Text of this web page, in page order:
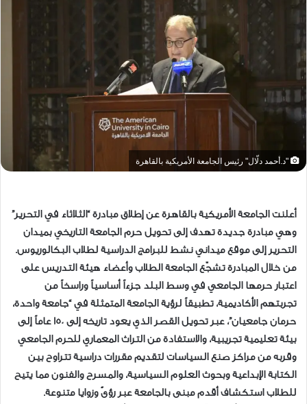
"د.أحمد دلّال" رئيس الجامعة الأمريكية بالقاهرة
أعلنت الجامعة الأمريكية بالقاهرة عن إطلاق مبادرة “الثلاثاء في التحرير”
وهي مبادرة جديدة تهدف إلى تحويل حرم الجامعة التاريخي بميدان
التحرير إلى موقع ميداني نشط للبرامج الدراسية لطلاب البكالوريوس.
من خلال المبادرة تشجّع الجامعة الطلاب وأعضاء هيئة التدريس على
اعتبار حرمها الجامعي في وسط البلد جزءاً أساسياً وراسخاً من
تجربتهم الأكاديمية، تطبيقاً لرؤية الجامعة المتمثلة في “جامعة واحدة،
حرمان جامعيان”، عبر تحويل القصر الذي يعود تاريخه إلى 150 عاماً إلى
بيئة تعليمية تجريبية، والاستفادة من التراث المعماري للحرم الجامعي
وقربه من مراكز صنع السياسات لتقديم مقررات دراسية تتراوح بين
الكتابة الإبداعية وبحوث العلوم السياسية، والمسرح والفنون مما يتيح
للطلاب استكشاف أقدم مبنى بالجامعة عبر رؤىً وزوايا متنوعة.